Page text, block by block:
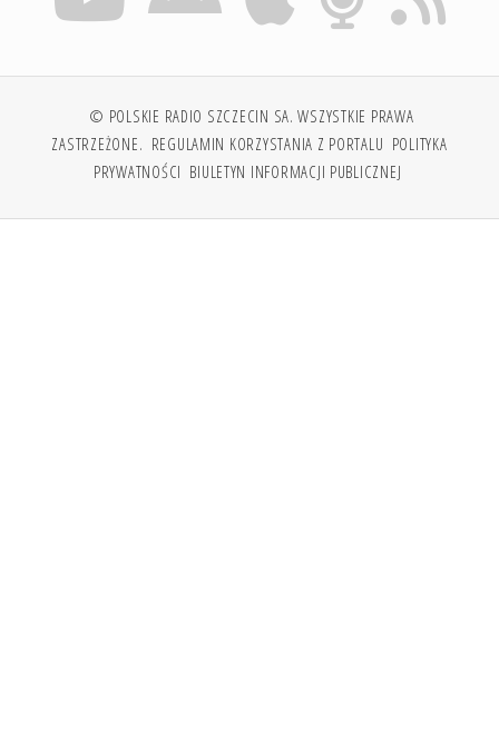
© POLSKIE RADIO SZCZECIN SA. WSZYSTKIE PRAWA
ZASTRZEŻONE. REGULAMIN KORZYSTANIA Z PORTALU POLITYKA
PRYWATNOŚCI BIULETYN INFORMACJI PUBLICZNEJ